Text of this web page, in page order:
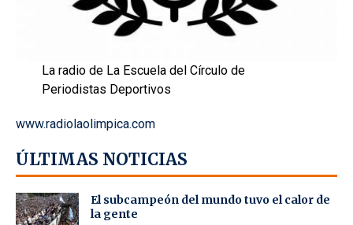
La radio de La Escuela del Círculo de
Periodistas Deportivos
www.radiolaolimpica.com
ÚLTIMAS NOTICIAS
El subcampeón del mundo tuvo el calor de
la gente